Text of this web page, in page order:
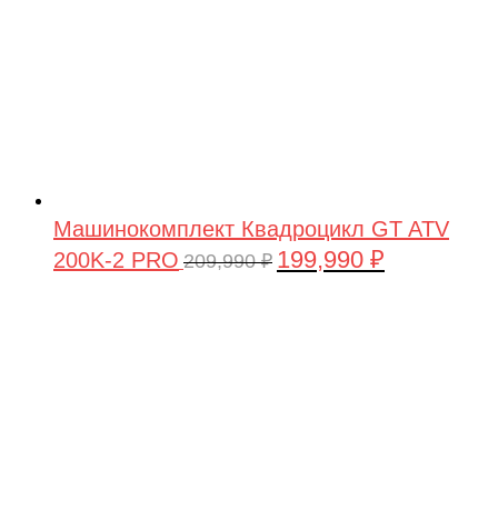
Машинокомплект Квадроцикл GT ATV
200K-2 PRO 209,990₽ Первоначальная
199,990 ₽